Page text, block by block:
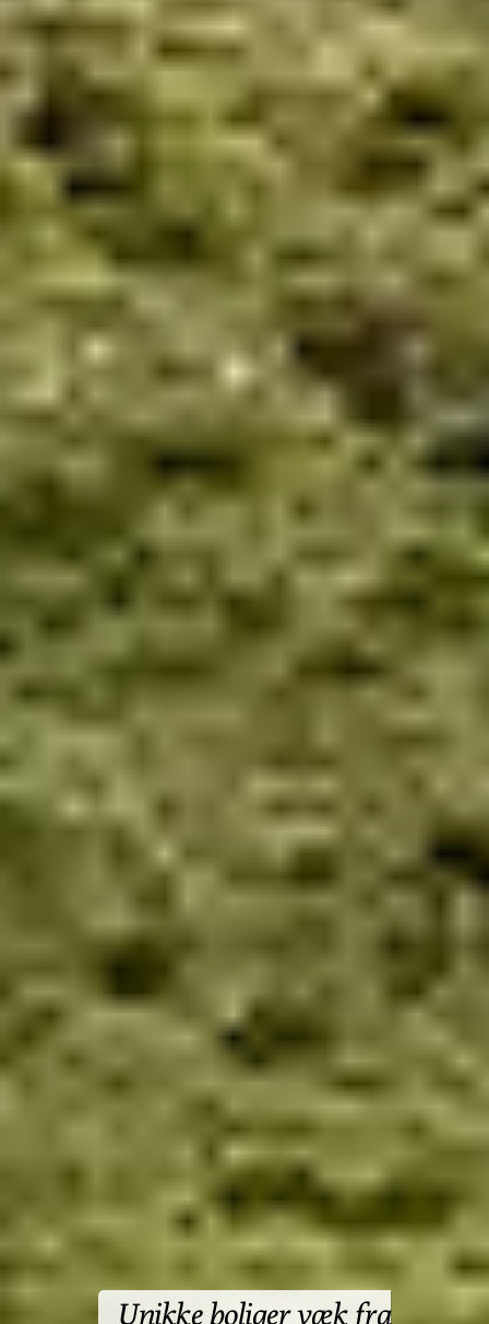
Unikke boliger væk fra